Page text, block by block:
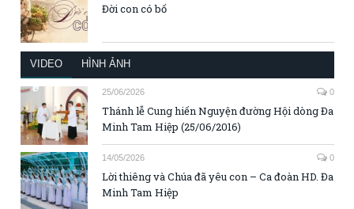
Đời con có bố
VIDEO HÌNH ẢNH
25/06/2026 0
Thánh lễ Cung hiến Nguyện đường Hội dòng Đa
Minh Tam Hiệp (25/06/2016)
14/05/2026 0
Lời thiêng và Chúa đã yêu con – Ca đoàn HD. Đa
Minh Tam Hiệp